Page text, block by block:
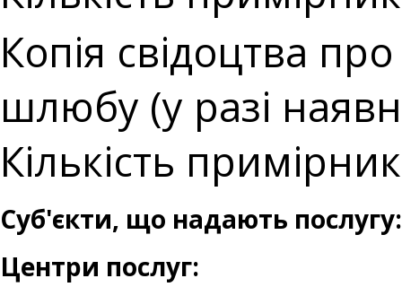
Копія свідоцтва
шлюбу (у разі
Кількість
Суб'єкти, що надають послугу:
Центри послуг: